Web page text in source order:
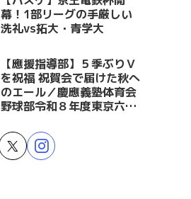
幕！1部リーグの手厳しい
洗礼vs拓大・青学大
【應援指導部】５季ぶりＶ
を祝福 祝賀会で届けた秋へ
のエール／慶應義塾体育会
野球部令和８年度東京六大
賀会～後編～